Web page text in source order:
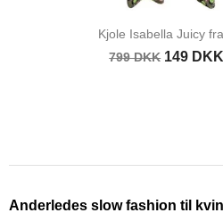
Kjole Isabella Juicy
799 DKK 149 DKK
Anderledes slow fashion til